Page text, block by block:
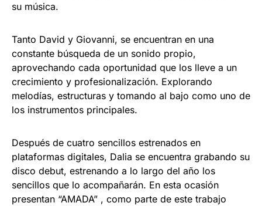
su música.
Tanto David y Giovanni, se encuentran en una
constante búsqueda de un sonido propio,
aprovechando cada oportunidad que los lleve a un
crecimiento y profesionalización. Explorando
melodías, estructuras y tomando al bajo como uno de
los instrumentos principales.
Después de cuatro sencillos estrenados en
plataformas digitales, Dalia se encuentra grabando su
disco debut, estrenando a lo largo del año los
sencillos que lo acompañarán. En esta ocasión
presentan “AMADA” , como parte de este trabajo